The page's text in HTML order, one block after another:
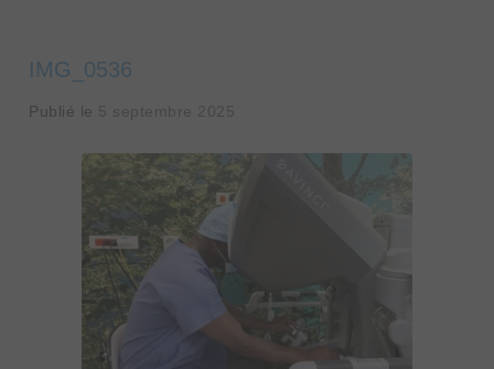
IMG_0536
Publié le